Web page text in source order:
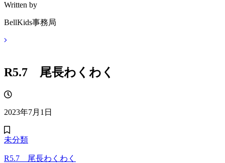
Written by
BellKids事務局
R5.7 尾長わくわく
2023年7月1日
未分類
R5.7 尾長わくわく